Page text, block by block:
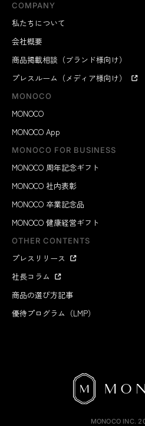
COMPANY
私たちについて
会社概要
商品掲載相談（ブランド様向け）
プレスルーム（メディア様向け）
MONOCO
MONOCO
MONOCO App
MONOCO FOR BUSINESS
MONOCO 周年記念ギフト
MONOCO 社内表彰
MONOCO 卒業記念品
MONOCO 健康経営ギフト
OTHER CONTENTS
プレスリリース
社長コラム
商品の選び方記事
優待プログラム（LMP）
MONOCO INC.